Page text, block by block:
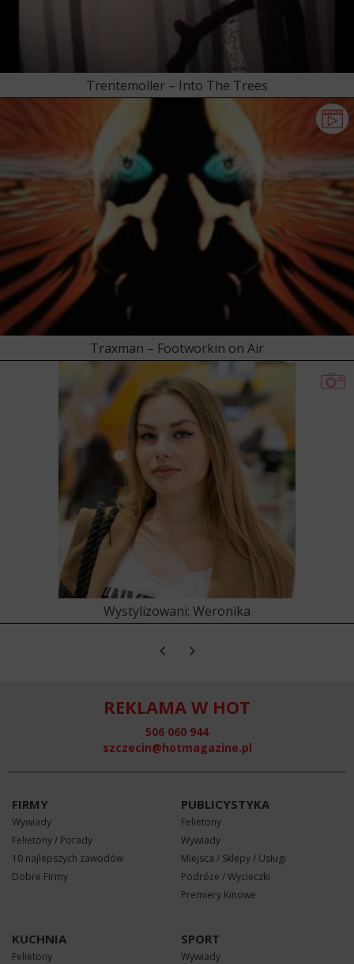
Trentemoller – Into The Trees
Traxman – Footworkin on Air
Wystylizowani: Weronika
REKLAMA W HOT
506 060 944
szczecin@hotmagazine.pl
FIRMY
Wywiady
Felietony / Porady
10 najlepszych zawodów
Dobre Firmy
PUBLICYSTYKA
Felietony
Wywiady
Miejsca / Sklepy / Usługi
Podróże / Wycieczki
Premiery Kinowe
KUCHNIA
Felietony
SPORT
Wywiady